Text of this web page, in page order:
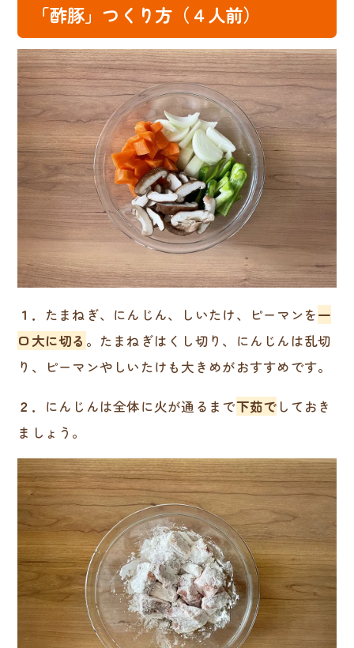
「酢豚」つくり方（４人前）
１． たまねぎ、にんじん、しいたけ、ピーマンを一
口大に切る 。たまねぎはくし切り、にんじんは乱切
り、ピーマンやしいたけも大きめがおすすめです。
２． にんじんは全体に火が通るまで下茹で しておき
ましょう。